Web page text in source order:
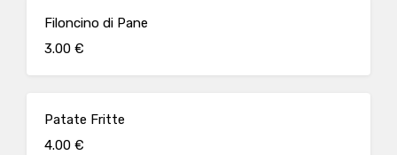
Filoncino di Pane
3.00 €
Patate Fritte
4.00 €